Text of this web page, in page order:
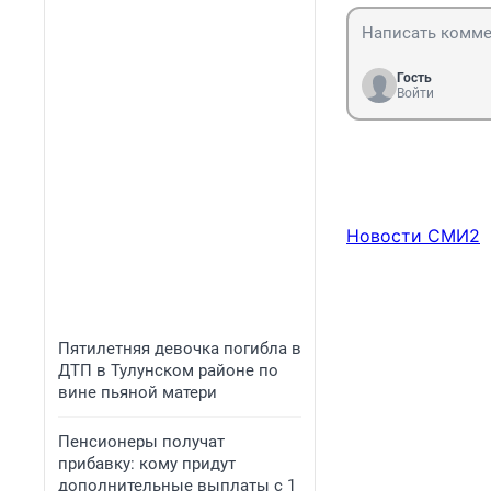
Пятилетняя девочка погибла в
ДТП в Тулунском районе по
вине пьяной матери
Пенсионеры получат
прибавку: кому придут
дополнительные выплаты с 1
Гость
Войти
Новости СМИ2